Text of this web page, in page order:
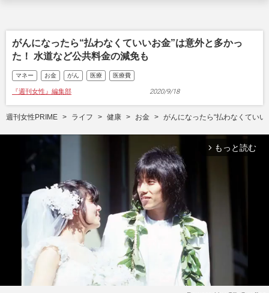
がんになったら“払わなくていいお金”は意外と多かっ
た！ 水道など公共料金の減免も
マネー お金 がん 医療 医療費
『週刊女性』編集部 2020/9/18
週刊女性PRIME ライフ 健康 お金 がんになったら“払わなくてい
arrow_forward_ios もっと読む